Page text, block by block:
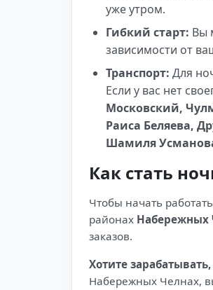
уже утром.
Гибкий старт: Вы
зависимости от
Транспорт: Для
Если у вас нет
Московский,
Раиса Беляева,
Шамиля
Как стать
Чтобы начать
районах Набережных
заказов.
Хотите
Набережных Челнах,